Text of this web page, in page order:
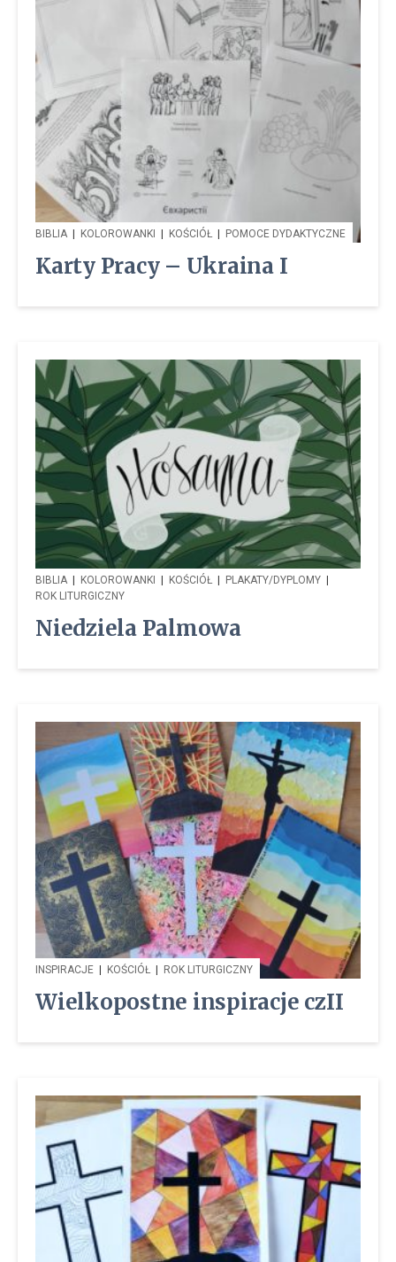
BIBLIA | KOLOROWANKI | KOŚCIÓŁ | POMOCE DYDAKTYCZNE
Karty Pracy – Ukraina I
BIBLIA | KOLOROWANKI | KOŚCIÓŁ | PLAKATY/DYPLOMY |
ROK LITURGICZNY
Niedziela Palmowa
INSPIRACJE KOŚCIÓŁ ROK LITURGICZNY
Wielkopostne inspiracje czII